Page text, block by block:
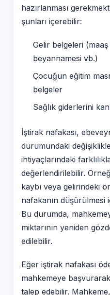
hazırlanması
şunları içerebilir:
Gelir belgeleri
beyannamesi vb.)
Çocuğun eğitim
belgeler
Sağlık giderlerini
İştirak nafakası,
durumundaki
ihtiyaçlarındaki
değerlendirilebilir.
kaybı veya gelirindeki
nafakanın düşürülmesi
Bu durumda,
miktarının yeniden
edilebilir.
Eğer iştirak nafakası
mahkemeye
talep edebilir.